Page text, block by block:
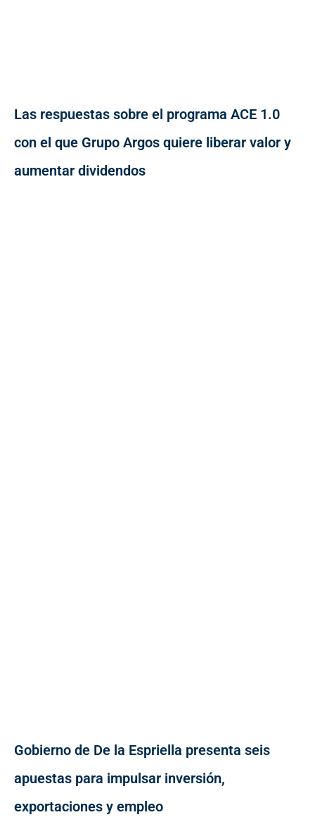
Las respuestas sobre el programa ACE 1.0
con el que Grupo Argos quiere liberar valor y
aumentar dividendos
Gobierno de De la Espriella presenta seis
apuestas para impulsar inversión,
exportaciones y empleo